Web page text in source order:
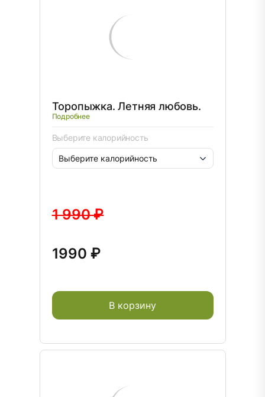
Торопыжка. Летняя любовь.
Подробнее
Выберите калорийность
1 990 ₽
1990 ₽
В корзину